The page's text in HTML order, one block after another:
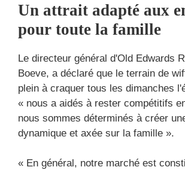
Un attrait adapté aux
pour toute la famille
Le directeur général d'Old Edwards
Boeve, a déclaré que le terrain de
plein à craquer tous les dimanches
« nous a aidés à rester compétitifs
nous sommes déterminés à créer
dynamique et axée sur la famille ».
« En général, notre marché est